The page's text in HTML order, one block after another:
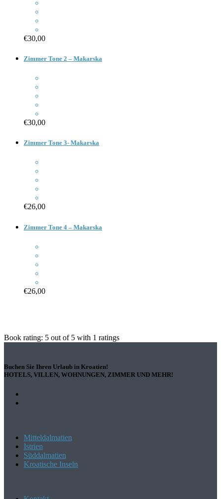
€30,00
Zimmer Tone 2 – Makarska
€30,00
Zimmer Tone 3- Makarska
€26,00
Zimmer Tone 4 – Makarska
€26,00
Book rating: 5 out of 5 with 1 ratings
Buchen Sie Ihren Urlaub in Kroatien!
HOTELS, VILLEN, WOHNUNGEN, ZIMMER UND MEHR!
Mitteldalmatien
Istrien
Süddalmatien
Kroatische Inseln